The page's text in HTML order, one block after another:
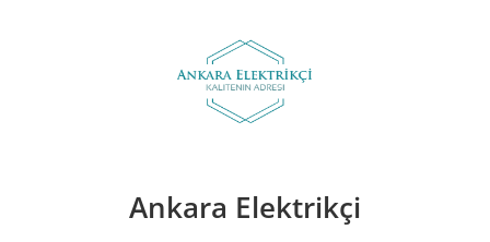
Ankara Elektrikçi